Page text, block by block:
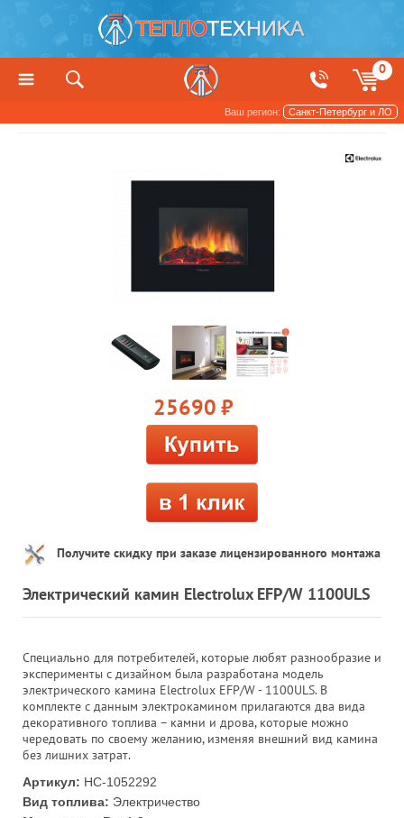
0
Ваш регион: Санкт-Петербург и ЛО
25690 руб.
Получите скидку при заказе лицензированного монтажа
Электрический камин Electrolux EFP/W 1100ULS
Специально для потребителей, которые любят разнообразие и
эксперименты с дизайном была разработана модель
электрического камина Electrolux EFP/W - 1100ULS. В
комплекте с данным электрокамином прилагаются два вида
декоративного топлива – камни и дрова, которые можно
чередовать по своему желанию, изменяя внешний вид камина
без лишних затрат.
Артикул: НС-1052292
Вид топлива: Электричество